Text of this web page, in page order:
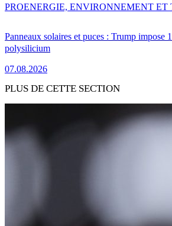
Panneaux solaires et puces : Trump impose
polysilicium
07.08.2026
PROENERGIE, ENVIRONNEMENT ET
PLUS DE CETTE SECTION